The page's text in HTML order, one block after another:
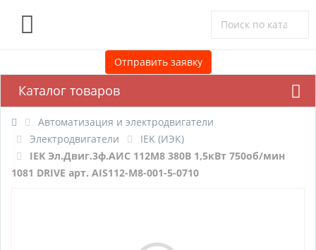
Отправить заявку
Каталог товаров
Автоматизация и электродвигатели
Электродвигатели
IEK (ИЭК)
IEK Эл.Двиг.3ф.АИС 112M8 380В 1,5кВт 750об/мин
1081 DRIVE арт. AIS112-M8-001-5-0710